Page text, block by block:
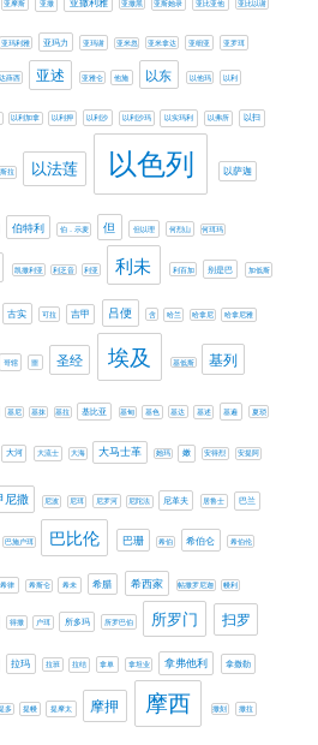
亚摩斯 亚撒 亚撒利雅 亚撒黑 亚斯她录 亚比亚他 亚比以谢
亚玛利雅 亚玛力 亚玛谢 亚米忽 亚米拿达 亚细亚 亚罗珥
薛西 亚述 亚雅仑 他施 以东 以他玛 以利
以利加拿 以利押 以利沙 以利沙玛 以实玛利 以弗所 以扫
拉 以法莲 以色列 以萨迦
伯特利 伯．示麦 但 但以理 何烈山 何珥玛
凯撒利亚 利乏音 利亚 利未 利百加 别是巴 加低斯
古实 可拉 吉甲 吕便 含 哈兰 哈拿尼 哈拿尼雅
哥辖 噩 圣经 埃及 基低斯 基列
基尼 基抹 基拉 基比亚 基甸 基色 基达 基述 基遍 夏琐
大河 大流士 大海 大马士革 她玛 嫩 安得烈 安提阿
尼撒 尼波 尼珥 尼罗河 尼陀法 尼革夫 居鲁士 巴兰
巴施户珥 巴比伦 巴珊 希伯 希伯仑 希伯伦
希律 希斯仑 希未 希腊 希西家 帖撒罗尼迦 幔利
得撒 户珥 所多玛 所罗巴伯 所罗门 扫罗
拉玛 拉班 拉结 拿单 拿坦业 拿弗他利 拿撒勒
多 提幔 提摩太 摩押 摩西 撒刻 撒拉